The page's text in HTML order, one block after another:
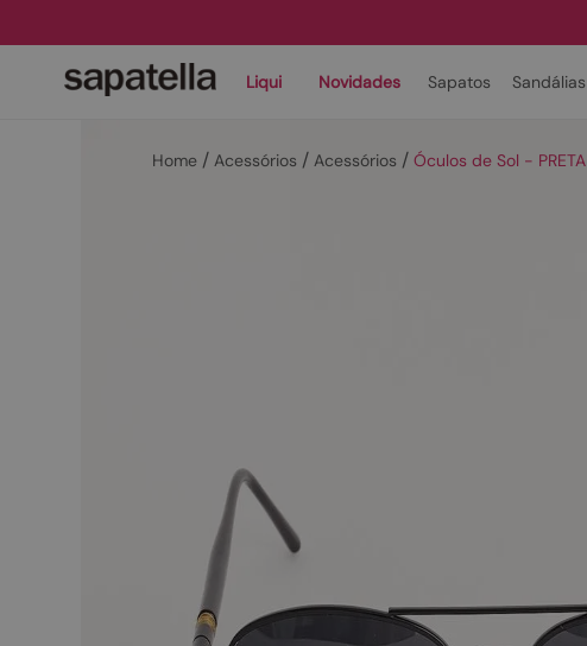
Liqui Novidades Sapatos Sandálias
Acessórios Acessórios Óculos de Sol - PRETA